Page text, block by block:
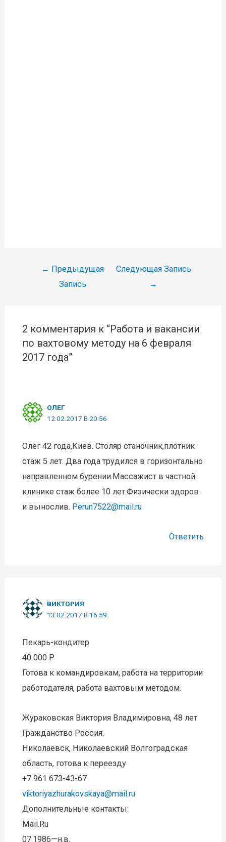
Навигация
← Предыдущая
Запись
Следующая Запись
→
2 комментария к “Работа и вакансии
по вахтовому методу на 6 февраля
2017 года”
ОЛЕГ
12.02.2017 В 20:56
Олег 42 года,Киев. Столяр станочник,плотник
стаж 5 лет. Два года трудился в горизонтально
направленном бурении.Массажист в частной
клинике стаж более 10 лет.Физически здоров
и вынослив. Perun7522@mail.ru
Ответить
ВИКТОРИЯ
13.02.2017 В 16:59
Пекарь-кондитер
40 000 Р
Готова к командировкам, работа на территории
работодателя, работа вахтовым методом.
Жураковская Виктория Владимировна, 48 лет
Гражданство Россия.
Николаевск, Николаевский Волгоградская
область, готова к переезду
+7 961 673-43-67
viktoriyazhurakovskaya@mail.ru
Дополнительные контакты:
Mail.Ru
07.1986—н.в.